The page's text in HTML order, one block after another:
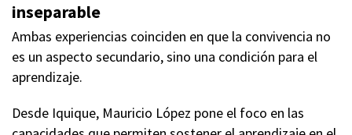
inseparable
Ambas experiencias coinciden en que la convivencia no
es un aspecto secundario, sino una condición para el
aprendizaje.
Desde Iquique, Mauricio López pone el foco en las